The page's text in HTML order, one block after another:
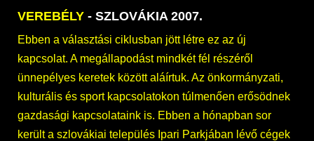
VEREBÉLY - SZLOVÁKIA 2007.
Ebben a választási ciklusban jött létre ez az új
kapcsolat. A megállapodást mindkét fél részéről
ünnepélyes keretek között aláírtuk. Az önkormányzati,
kulturális és sport kapcsolatokon túlmenően erősödnek
gazdasági kapcsolataink is. Ebben a hónapban sor
került a szlovákiai település Ipari Parkjában lévő cégek